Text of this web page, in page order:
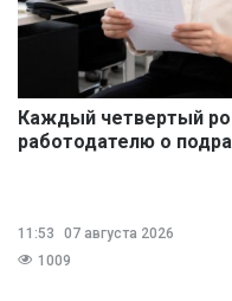
Каждый четвертый
работодателю о
11:53
07 августа 2026
1009